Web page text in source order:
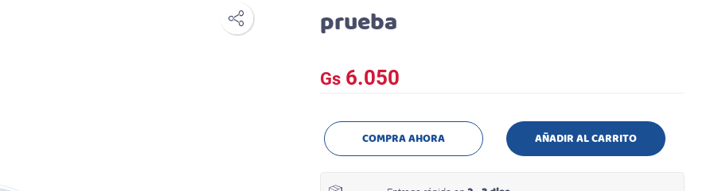
prueba
Gs6.050
COMPRA AHORA AÑADIR AL CARRITO